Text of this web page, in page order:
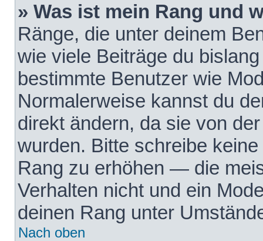
» Was ist mein Rang und
Ränge, die unter deinem
wie viele Beiträge du
bestimmte Benutzer wie
Normalerweise kannst du
direkt ändern, da sie von
wurden. Bitte schreibe
Rang zu erhöhen — die
Verhalten nicht und ein
deinen Rang unter
Nach oben